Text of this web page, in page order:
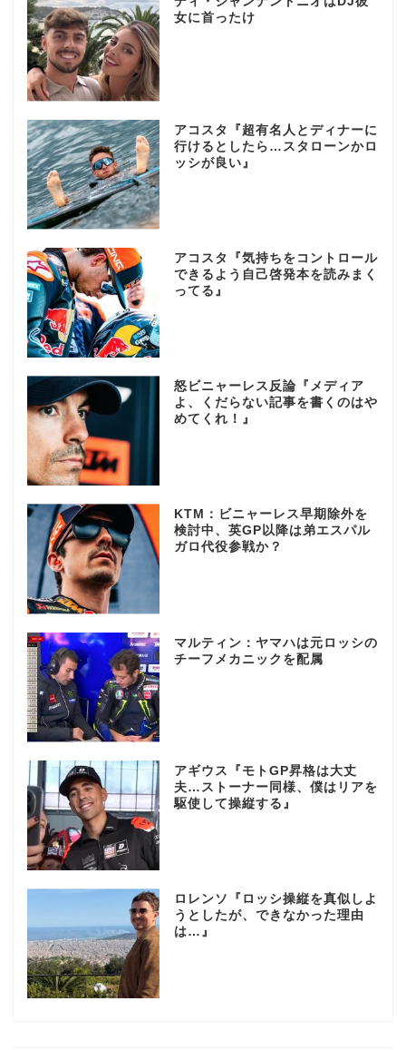
女に首ったけ
アコスタ『超有名人とディナーに
行けるとしたら…スタローンかロ
ッシが良い』
アコスタ『気持ちをコントロール
できるよう自己啓発本を読みまく
ってる』
怒ビニャーレス反論『メディア
よ、くだらない記事を書くのはや
めてくれ！』
KTM：ビニャーレス早期除外を
検討中、英GP以降は弟エスパル
ガロ代役参戦か？
マルティン：ヤマハは元ロッシの
チーフメカニックを配属
アギウス『モトGP昇格は大丈
夫…ストーナー同様、僕はリアを
駆使して操縦する』
ロレンソ『ロッシ操縦を真似しよ
うとしたが、できなかった理由
は…』